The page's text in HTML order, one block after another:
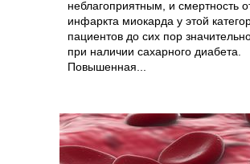
неблагоприятным, и смертность
инфаркта миокарда у этой
пациентов до сих пор
при наличии сахарного диабета.
Повышенная...